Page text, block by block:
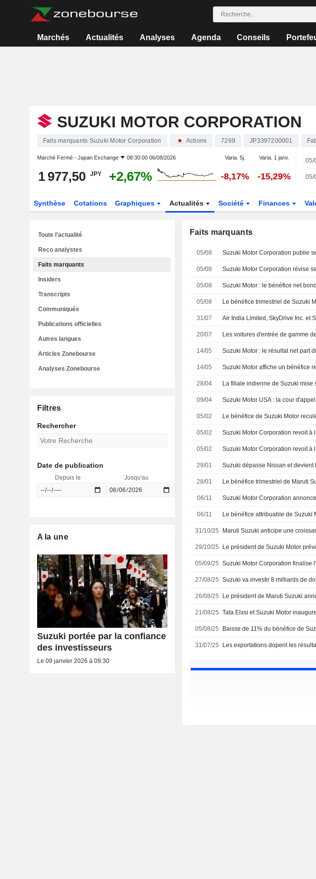
Marchés Actualités Analyses Agenda Conseils
SUZUKI MOTOR CORPORATION
Faits marquants Suzuki Motor Corporation Actions 7269 JP3397200001
Marché Fermé - Japan Exchange 08:30:00 06/08/2026 Varia. 5j. Varia. 1 janv.
1 977,50 JPY +2,67% -8,17% -15,29%
05/
05/
Synthèse Cotations Graphiques Actualités Société Finances
Faits marquants
05/08
05/08
05/08 Suzuki Motor : le bénéfice net
05/08
31/07
20/07
14/05
14/05
28/04
09/04
05/02 Le bénéfice de Suzuki Motor
05/02
05/02
29/01
28/01
06/11
06/11
31/10/25
29/10/25
05/09/25 Suzuki Motor Corporation finalise
27/08/25
26/08/25
21/08/25 Tata Elxsi et Suzuki Motor
05/08/25 Baisse de 11% du bénéfice de
31/07/25
Toute l'actualité
Reco analystes
Faits marquants
Insiders
Transcripts
Communiqués
Publications officielles
Autres langues
Articles Zonebourse
Analyses Zonebourse
Filtres
Rechercher
Date de publication
Depuis le Jusqu'au
A la une
Suzuki portée par la confiance
des investisseurs
Le 09 janvier 2026 à 09:30